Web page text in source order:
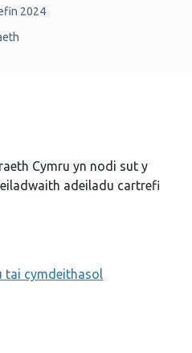
2024
Cymru yn nodi sut y
adeiladu cartrefi
tai cymdeithasol